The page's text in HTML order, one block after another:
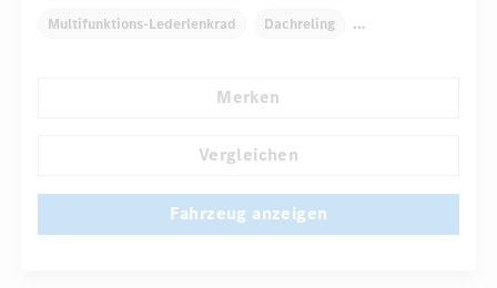
Multifunktions-Lederlenkrad Dachreling
Multi-Funktions-Display
Merken
Vergleichen
Fahrzeug anzeigen